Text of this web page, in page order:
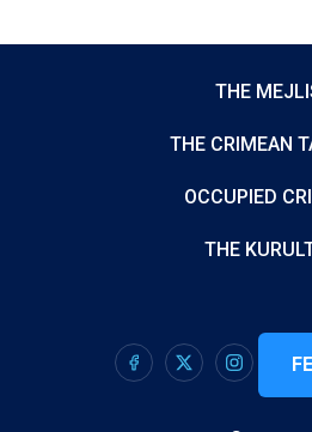
THE
THE CRIMEAN
OCCUPIED
THE